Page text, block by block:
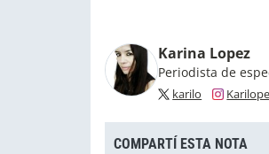
Karina Lopez
Periodista de
karilo
COMPARTÍ ESTA NOTA